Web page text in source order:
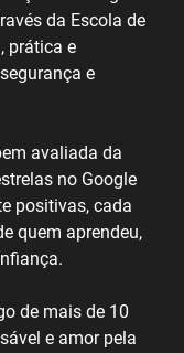
da Escola de
prática e
e
avaliada da
no Google
positivas, cada
quem aprendeu,
de mais de 10
e amor pela